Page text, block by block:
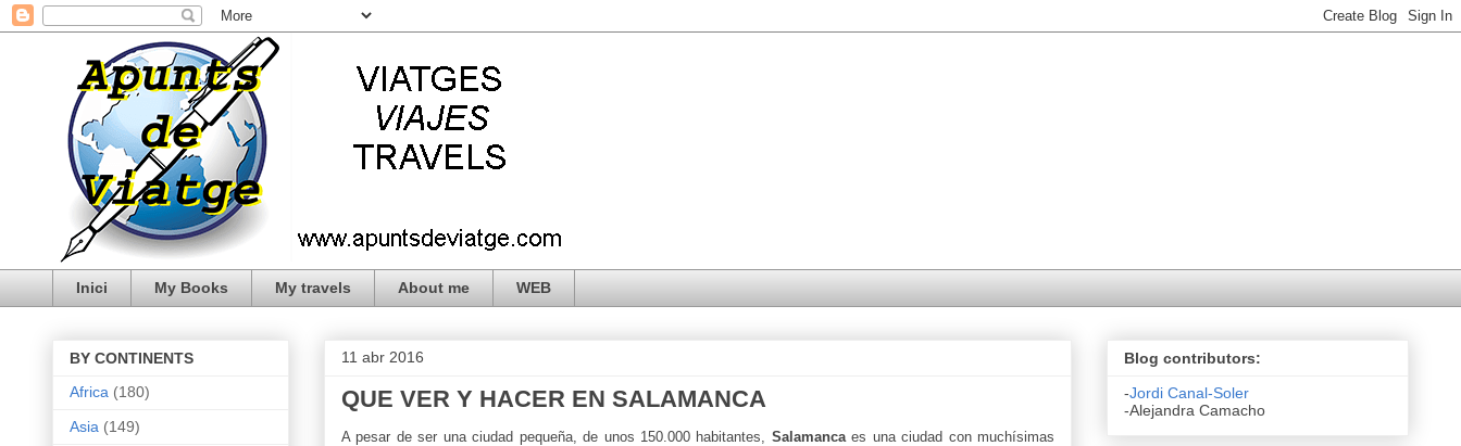
Inici My Books My travels About me WEB
11 abr 2016
QUE VER Y HACER EN SALAMANCA
A pesar de ser una ciudad pequeña, de unos 150.000 habitantes, Salamancaes una ciudad con muchísimas
BY CONTINENTS
Africa (180)
Asia (149)
Blog contributors:
-Jordi Canal-Soler
-Alejandra Camacho